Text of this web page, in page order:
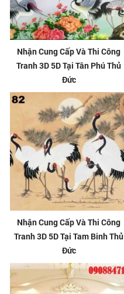
Nhận Cung Cấp Và Thi Công
Tranh 3D 5D Tại Tân Phú Thủ
Đức
Nhận Cung Cấp Và Thi Công
Tranh 3D 5D Tại Tam Binh Thủ
Đức